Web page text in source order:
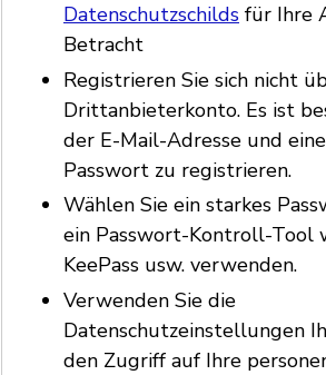
Datenschutzschilds für Ihre
Betracht
Registrieren Sie sich nicht
Drittanbieterkonto. Es ist
der E-Mail-Adresse und
Passwort zu registrieren.
Wählen Sie ein starkes
ein Passwort-Kontroll-Tool
KeePass usw. verwenden.
Verwenden Sie die
Datenschutzeinstellungen
den Zugriff auf Ihre